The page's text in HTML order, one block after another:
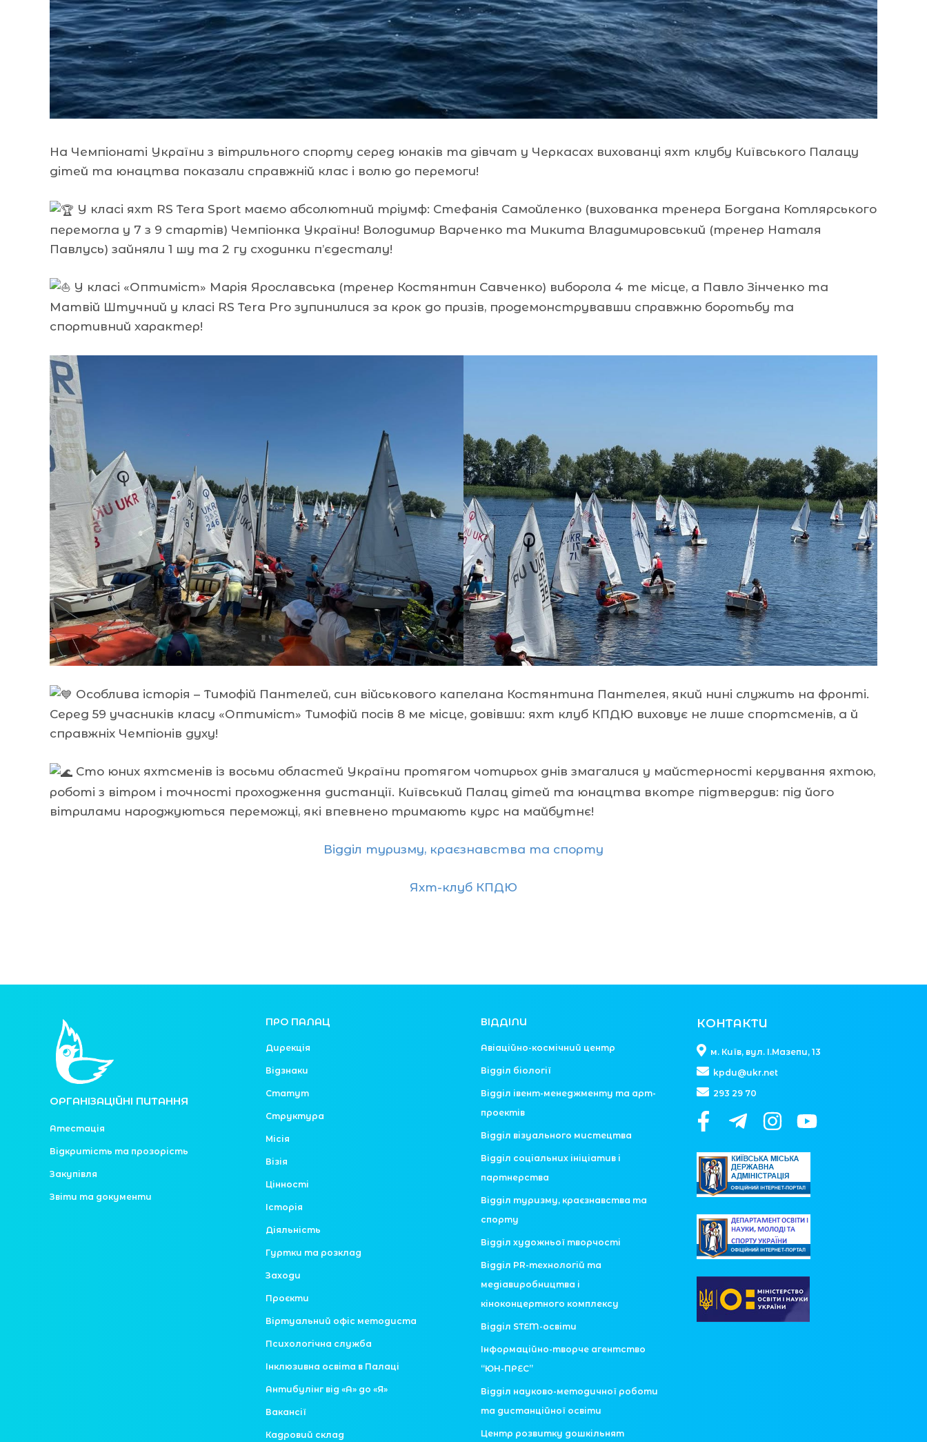
На Чемпіонаті України з вітрильного спорту серед юнаків та дівчат у Черкасах вихованці яхт клубу Київського Палацу
дітей та юнацтва показали справжній клас і волю до перемоги!
У класі яхт RS Tera Sport маємо абсолютний тріумф: Стефанія Самойленко (вихованка тренера Богдана Котлярського
перемогла у 7 з 9 стартів) Чемпіонка України! Володимир Варченко та Микита Владимировський (тренер Наталя
Павлусь) зайняли 1 шу та 2 гу сходинки п’єдесталу!
У класі «Оптиміст» Марія Ярославська (тренер Костянтин Савченко) виборола 4 те місце, а Павло Зінченко та
Матвій Штучний у класі RS Tera Pro зупинилися за крок до призів, продемонструвавши справжню боротьбу та
спортивний характер!
Особлива історія – Тимофій Пантелей, син військового капелана Костянтина Пантелея, який нині служить на фронті.
Серед 59 учасників класу «Оптиміст» Тимофій посів 8 ме місце, довівши: яхт клуб КПДЮ виховує не лише спортсменів, а й
справжніх Чемпіонів духу!
Сто юних яхтсменів із восьми областей України протягом чотирьох днів змагалися у майстерності керування яхтою,
роботі з вітром і точності проходження дистанції. Київський Палац дітей та юнацтва вкотре підтвердив: під його
вітрилами народжуються переможці, які впевнено тримають курс на майбутнє!
Відділ туризму, краєзнавства та спорту
Яхт-клуб КПДЮ
ОРГАНІЗАЦІЙНІ ПИТАННЯ
Атестація
Відкритість та прозорість
Закупівля
Звіти та документи
ПРО ПАЛАЦ
Дирекція
Відзнаки
Статут
Структура
Місія
Візія
Цінності
Історія
Діяльність
Гуртки та розклад
Заходи
Проєкти
Віртуальний офіс методиста
Психологічна служба
Інклюзивна освіта в Палаці
Антибулінг від «А» до «Я»
Вакансії
Кадровий склад
ВІДДІЛИ
Авіаційно-космічний центр
Відділ біології
Відділ івент-менеджменту та арт-
проектів
Відділ візуального мистецтва
Відділ соціальних ініціатив і
партнерства
Відділ туризму, краєзнавства та
спорту
Відділ художньої творчості
Відділ PR-технологій та
медіавиробництва і
кіноконцертного комплексу
Відділ STEM-освіти
Інформаційно-творче агентство
“ЮН-ПРЕС”
Відділ науково-методичної роботи
та дистанційної освіти
Центр розвитку дошкільнят
КОНТАКТИ
м. Київ, вул. І.Мазепи, 13
kpdu@ukr.net
293 29 70